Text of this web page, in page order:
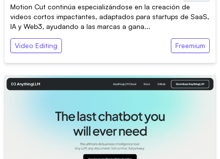
Motion Cut continúa especializándose en la creación de
videos cortos impactantes, adaptados para startups de SaaS,
IA y Web3, ayudando a las marcas a gana...
Video Editing Freemium